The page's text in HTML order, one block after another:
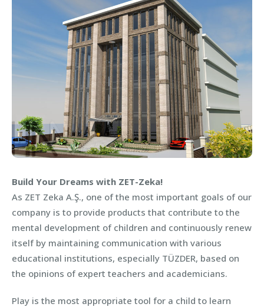
Build Your Dreams with ZET-Zeka!
As ZET Zeka A.Ş., one of the most important goals of our
company is to provide products that contribute to the
mental development of children and continuously renew
itself by maintaining communication with various
educational institutions, especially TÜZDER, based on
the opinions of expert teachers and academicians.
Play is the most appropriate tool for a child to learn